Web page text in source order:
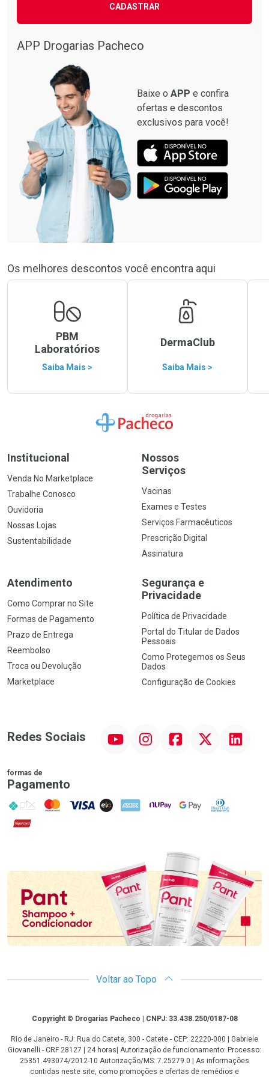
CADASTRAR
APP Drogarias Pacheco
Baixe o APP e confira
ofertas e descontos
exclusivos para você!
Os melhores descontos você encontra aqui
PBM
Laboratórios
Saiba Mais >
DermaClub
Saiba Mais >
Ir para a Home
Institucional
Venda No Marketplace
Trabalhe Conosco
Ouvidoria
Nossas Lojas
Sustentabilidade
Nossos
Serviços
Vacinas
Exames e Testes
Serviços Farmacêuticos
Prescrição Digital
Assinatura
Atendimento
Como Comprar no Site
Formas de Pagamento
Prazo de Entrega
Reembolso
Troca ou Devolução
Marketplace
Segurança e
Privacidade
Política de Privacidade
Portal do Titular de Dados
Pessoais
Como Protegemos os Seus
Dados
Configuração de Cookies
Redes Sociais InstagramFacebookTwitter Linkedin
formas de
Pagamento
PIX MasterCard
VISA ELO AMEX NuPay Google PayDiners Club
Hipercard
Promoção em Destaque
Voltar ao Topo
CopyrightCopyright © Drogarias Pacheco | CNPJ: 33.438.250/0187-08
Rio de Janeiro - RJ: Rua do Catete, 300 - Catete - CEP: 22220-000 | Gabriele
Giovanelli - CRF 28127 | 24 horas| Autorização de funcionamento: Processo:
25351.493074/2012-10 Autorização/MS: 7.25279.0 | As informações
contidas neste site, como promoções e ofertas de remédios e